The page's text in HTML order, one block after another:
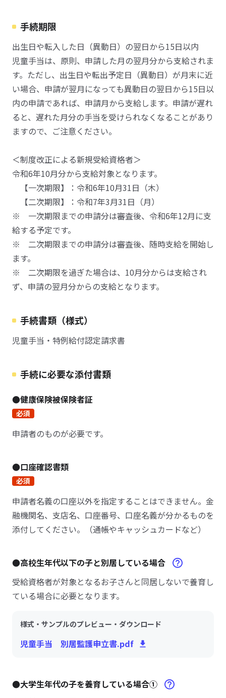
手続期限
出生日や転入した日（異動日）の翌日から15日以内
児童手当は、原則、申請した月の翌月分から支給されま
す。ただし、出生日や転出予定日（異動日）が月末に近
い場合、申請が翌月になっても異動日の翌日から15日以
内の申請であれば、申請月から支給します。申請が遅れ
ると、遅れた月分の手当を受けられなくなることがあり
ますので、ご注意ください。
＜制度改正による新規受給資格者＞
令和6年10月分から支給対象となります。
【一次期限】：令和6年10月31日（木）
【二次期限】：令和7年3月31日（月）
※ 一次期限までの申請分は審査後、令和6年12月に支
給する予定です。
※ 二次期限までの申請分は審査後、随時支給を開始し
ます。
※ 二次期限を過ぎた場合は、10月分からは支給され
ず、申請の翌月分からの支給となります。
手続書類（様式）
児童手当・特例給付認定請求書
手続に必要な添付書類
●健康保険被保険者証
必須
申請者のものが必要です。
●口座確認書類
必須
申請者名義の口座以外を指定することはできません。金
融機関名、支店名、口座番号、口座名義が分かるものを
添付してください。（通帳やキャッシュカードなど）
●高校生年代以下の子と別居している場合
受給資格者が対象となるお子さんと同居しないで養育し
ている場合に必要となります。
様式・サンプルのプレビュー・ダウンロード
児童手当 別居監護申立書.pdf
●大学生年代の子を養育している場合①